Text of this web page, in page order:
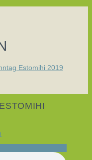
Estomihi 2019